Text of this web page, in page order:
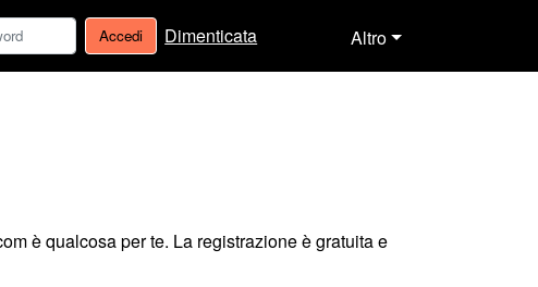
Accedi Dimenticata Altro
è qualcosa per te. La registrazione è gratuita e